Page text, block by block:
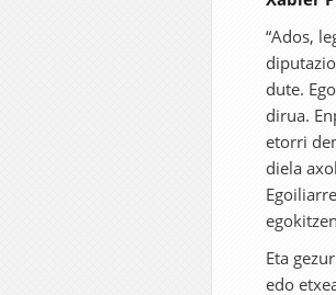
“Ados,
dute.
dirua.
etorri
diela
Eta
edo